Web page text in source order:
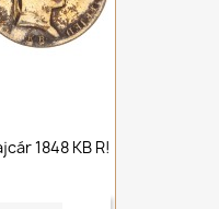
1848 KB R!